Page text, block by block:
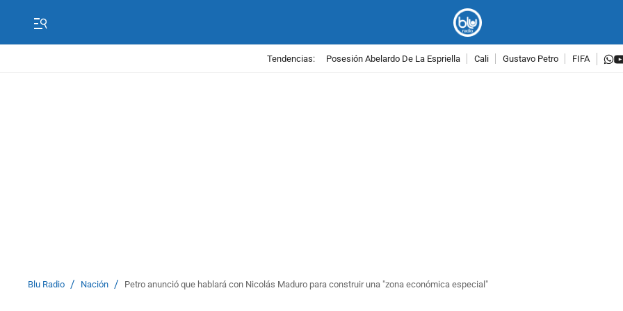
Tendencias: Posesión Abelardo De La Espriella Cali Gustavo Petro FIFA
Blu Radio / Nación / Petro anunció que hablará con Nicolás Maduro para construir una "zona económica especial"